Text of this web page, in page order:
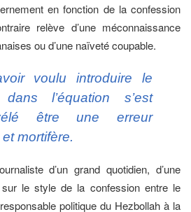
en fonction de la confession
relève d’une méconnaissance
ou d’une naïveté coupable.
voulu introduire le
dans l’équation s’est
être une erreur
mortifère.
d’un grand quotidien, d’une
le style de la confession entre le
politique du Hezbollah à la